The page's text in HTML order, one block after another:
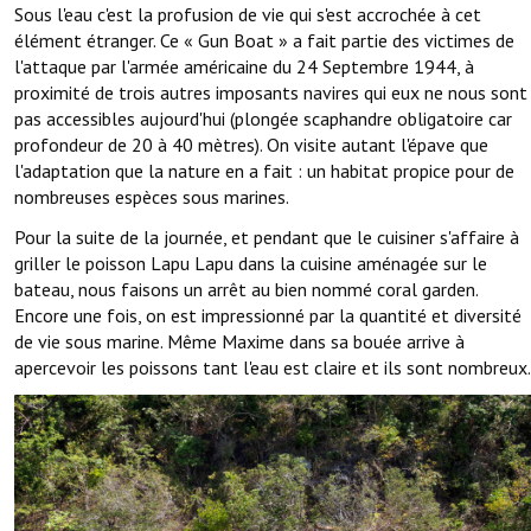
Sous l'eau c'est la profusion de vie qui s'est accrochée à cet
élément étranger. Ce « Gun Boat » a fait partie des victimes de
l'attaque par l'armée américaine du 24 Septembre 1944, à
proximité de trois autres imposants navires qui eux ne nous sont
pas accessibles aujourd'hui (plongée scaphandre obligatoire car
profondeur de 20 à 40 mètres). On visite autant l'épave que
l'adaptation que la nature en a fait : un habitat propice pour de
nombreuses espèces sous marines.
Pour la suite de la journée, et pendant que le cuisiner s'affaire à
griller le poisson Lapu Lapu dans la cuisine aménagée sur le
bateau, nous faisons un arrêt au bien nommé coral garden.
Encore une fois, on est impressionné par la quantité et diversité
de vie sous marine. Même Maxime dans sa bouée arrive à
apercevoir les poissons tant l'eau est claire et ils sont nombreux.